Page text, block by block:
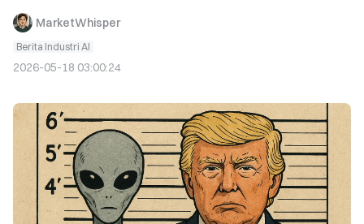
MarketWhisper
Berita Industri AI
2026-05-18 03:00:24